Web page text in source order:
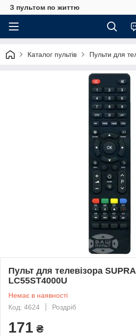
З пультом по життю
Каталог пультів Пульти для
Пульт для телевізора
LC55ST4000U
Немає в наявності
Код: 4624
Роздріб
171 ₴